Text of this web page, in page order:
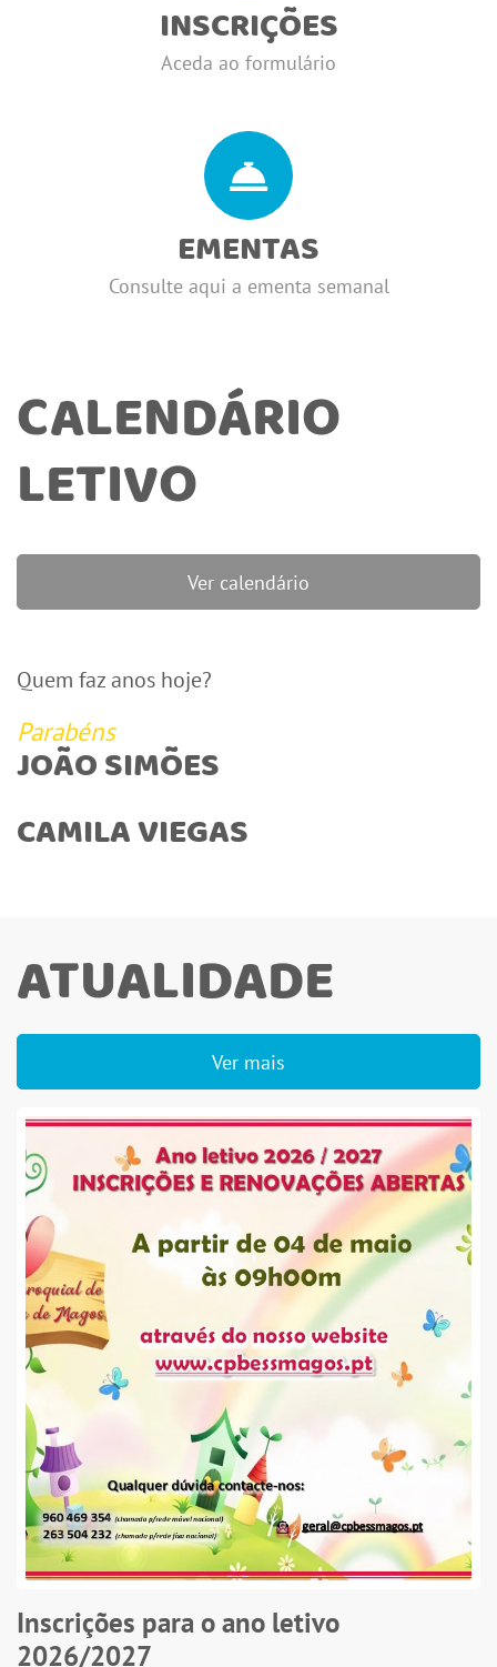
INSCRIÇÕES
Aceda ao formulário
EMENTAS
Consulte aqui a ementa semanal
CALENDÁRIO
LETIVO
Ver calendário
Quem faz anos hoje?
Parabéns
JOÃO SIMÕES
CAMILA VIEGAS
ATUALIDADE
Ver mais
Inscrições para o ano letivo
2026/2027